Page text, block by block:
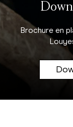
Brochure en